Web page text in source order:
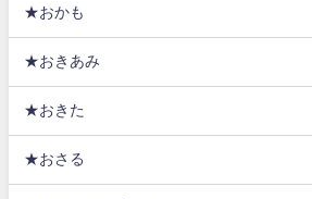
★おかも
★おきあみ
★おきた
★おさる